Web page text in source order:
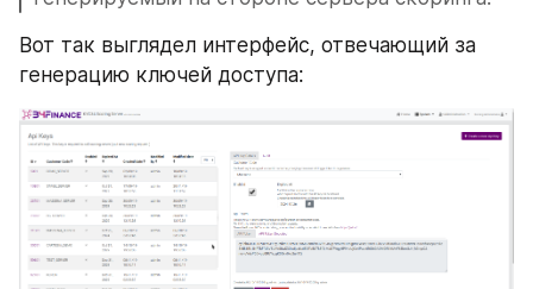
Вот так выглядел интерфейс, отвечающий за
генерацию ключей доступа: